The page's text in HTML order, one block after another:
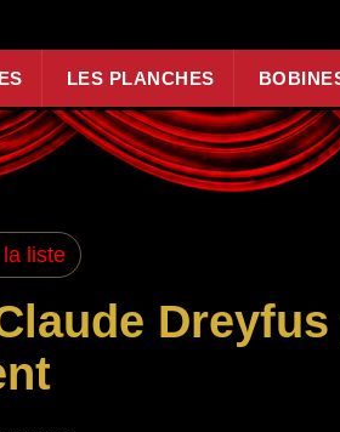
LES PLANCHES
liste